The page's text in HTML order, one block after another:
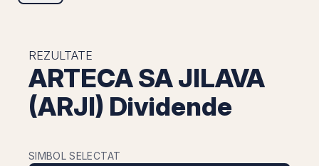
REZULTATE
ARTECA SA JILAVA
(ARJI) Dividende
SIMBOL SELECTAT